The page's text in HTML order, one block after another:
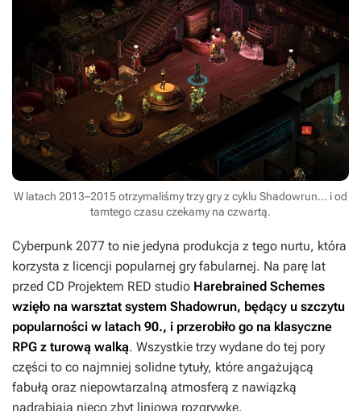
W latach 2013–2015 otrzymaliśmy trzy gry z cyklu Shadowrun... i od
tamtego czasu czekamy na czwartą.
Cyberpunk 2077 to nie jedyna produkcja z tego nurtu, która
korzysta z licencji popularnej gry fabularnej. Na parę lat
przed CD Projektem RED studio Harebrained Schemes
wzięło na warsztat system Shadowrun, będący u szczytu
popularności w latach 90., i przerobiło go na klasyczne
RPG z turową walką. Wszystkie trzy wydane do tej pory
części to co najmniej solidne tytuły, które angażującą
fabułą oraz niepowtarzalną atmosferą z nawiązką
nadrabiają nieco zbyt liniową rozgrywkę.